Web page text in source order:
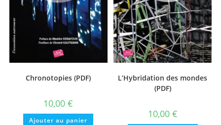
Chronotopies (PDF)
10,00€
Ajouter au panier
L’Hybridation des mondes
(PDF)
10,00 €